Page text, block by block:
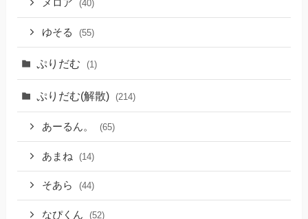
メロア (40)
ゆそる (55)
ぷりだむ (1)
ぷりだむ(解散) (214)
あーるん。 (65)
あまね (14)
そあら (44)
なぴくん (52)